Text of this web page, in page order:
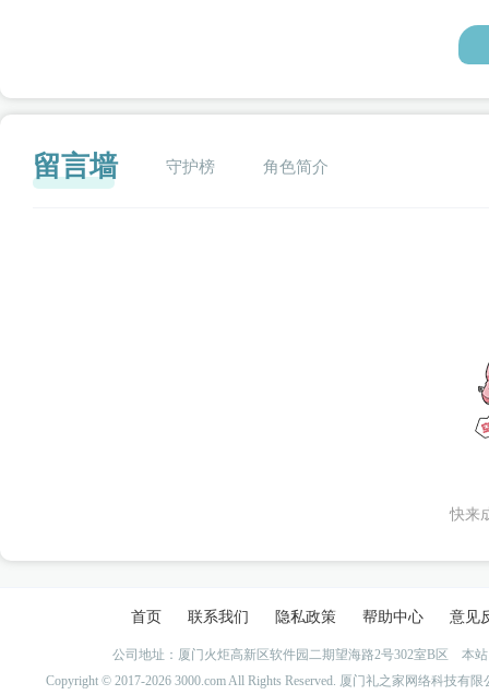
留言墙 守护榜 角色简介
快来
首页 联系我们 隐私政策 帮助中心 意见
公司地址：厦门火炬高新区软件园二期望海路2号302室B区 本
Copyright © 2017-2026 3000.com All Rights Reserved. 厦门礼之家网络科技